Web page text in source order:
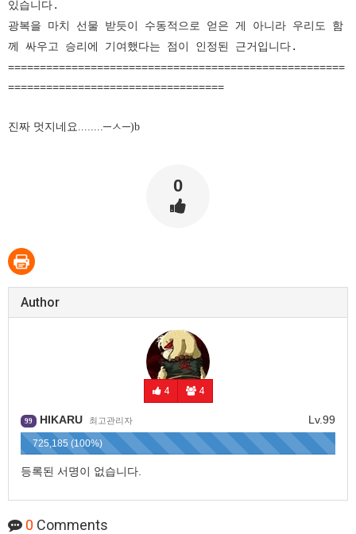
있습니다.
광복을 마치 선물 받듯이 수동적으로 얻은 게 아니라 우리도 함
께 싸우고 승리에 기여했다는 점이 인정된 근거입니다.
=====================================================
==================================
진짜 멋지네요........─ㅅ─)b
0
Author
4 4
Lv.99
99 HIKARU 최고관리자
725,185 (100%)
등록된 서명이 없습니다.
0 Comments